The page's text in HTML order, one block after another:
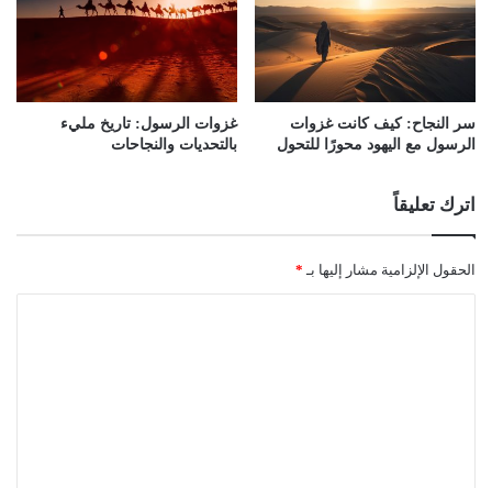
سر النجاح: كيف كانت غزوات
الرسول مع اليهود محورًا للتحول
غزوات الرسول: تاريخ مليء
بالتحديات والنجاحات
اترك تعليقاً
الحقول الإلزامية مشار إليها بـ *